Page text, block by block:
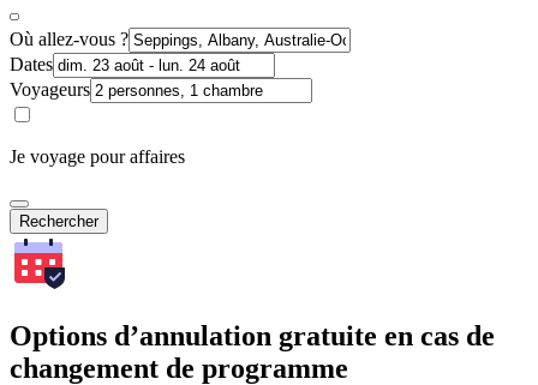
Où allez-vous ?
Dates
Voyageurs
Je voyage pour affaires
Rechercher
Options d’annulation gratuite en cas de
changement de programme